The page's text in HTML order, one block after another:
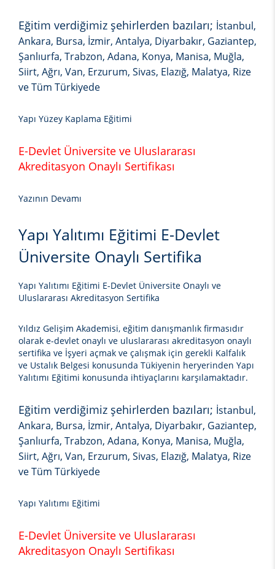
Eğitim verdiğimiz şehirlerden bazıları; İstanbul,
Ankara, Bursa, İzmir, Antalya, Diyarbakır, Gaziantep,
Şanlıurfa, Trabzon, Adana, Konya, Manisa, Muğla,
Siirt, Ağrı, Van, Erzurum, Sivas, Elazığ, Malatya, Rize
ve Tüm Türkiyede
Yapı Yüzey Kaplama Eğitimi
E-Devlet Üniversite ve Uluslararası
Akreditasyon Onaylı Sertifikası
Yazının Devamı
Yapı Yalıtımı Eğitimi E-Devlet
Üniversite Onaylı Sertifika
Yapı Yalıtımı Eğitimi E-Devlet Üniversite Onaylı ve
Uluslararası Akreditasyon Sertifika
Yıldız Gelişim Akademisi, eğitim danışmanlık firmasıdır
olarak e-devlet onaylı ve uluslararası akreditasyon onaylı
sertifika ve İşyeri açmak ve çalışmak için gerekli Kalfalık
ve Ustalık Belgesi konusunda Tükiyenin heryerinden Yapı
Yalıtımı Eğitimi konusunda ihtiyaçlarını karşılamaktadır.
Eğitim verdiğimiz şehirlerden bazıları; İstanbul,
Ankara, Bursa, İzmir, Antalya, Diyarbakır, Gaziantep,
Şanlıurfa, Trabzon, Adana, Konya, Manisa, Muğla,
Siirt, Ağrı, Van, Erzurum, Sivas, Elazığ, Malatya, Rize
ve Tüm Türkiyede
Yapı Yalıtımı Eğitimi
E-Devlet Üniversite ve Uluslararası
Akreditasyon Onaylı Sertifikası